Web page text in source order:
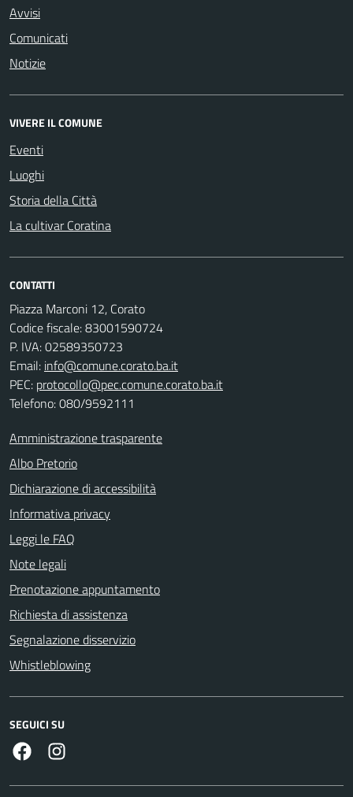
Avvisi
Comunicati
Notizie
VIVERE IL COMUNE
Eventi
Luoghi
Storia della Città
La cultivar Coratina
CONTATTI
Piazza Marconi 12, Corato
Codice fiscale: 83001590724
P. IVA: 02589350723
Email: info@comune.corato.ba.it
PEC: protocollo@pec.comune.corato.ba.it
Telefono: 080/9592111
Amministrazione trasparente
Albo Pretorio
Dichiarazione di accessibilità
Informativa privacy
Leggi le FAQ
Note legali
Prenotazione appuntamento
Richiesta di assistenza
Segnalazione disservizio
Whistleblowing
SEGUICI SU
Facebook